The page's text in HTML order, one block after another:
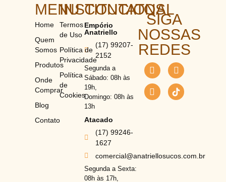
MENU
Home
Quem
Somos
Produtos
Onde
Comprar
Blog
Contato
INSTITUCIONAL
Termos
de Uso
Política de
Privacidade
Política
de
Cookies
CONTATOS
Empório
Anatriello
(17) 99207-
2152
Segunda a
Sábado: 08h às
19h,
Domingo: 08h às
13h
Atacado
(17) 99246-
1627
comercial@anatriellosucos.com.br
Segunda a Sexta:
08h às 17h,
SIGA
NOSSAS
REDES